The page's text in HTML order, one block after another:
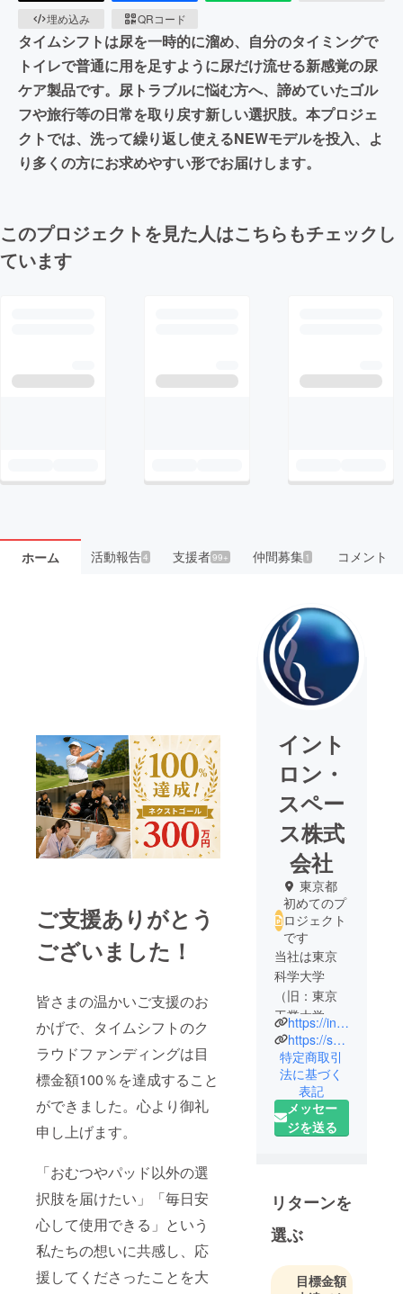
埋め込み
QRコード
タイムシフトは尿を一時的に溜め、自分のタイミングで
トイレで普通に用を足すように尿だけ流せる新感覚の尿
ケア製品です。尿トラブルに悩む方へ、諦めていたゴル
フや旅行等の日常を取り戻す新しい選択肢。本プロジェ
クトでは、洗って繰り返し使えるNEWモデルを投入、よ
り多くの方にお求めやすい形でお届けします。
このプロジェクトを見た人はこちらもチェックし
ています
ホーム 活動報告4 支援者99+ 仲間募集 1 コメント
ご支援ありがとう
ございました！
皆さまの温かいご支援のお
かげで、タイムシフトのク
ラウドファンディングは目
標金額100％を達成すること
ができました。心より御礼
申し上げます。
「おむつやパッド以外の選
択肢を届けたい」「毎日安
心して使用できる」という
私たちの想いに共感し、応
援してくださったことを大
イント
ロン・
スペー
ス株式
会社
東京都
初めてのプ
ロジェクト
です
当社は東京
科学大学
（旧：東京
工業大学）
発のベン
チャーとし
て、超軟質
エラスト
マーを用い
た革新的な
フト」を展
開していま
す。
い取る（お
https://intronspace.com/
https://shop.timeshift-is.com/
特定商取引
法に基づく
表記
メッセー
ジを送る
リターンを
選ぶ
目標金額